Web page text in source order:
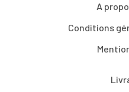
A
Conditions